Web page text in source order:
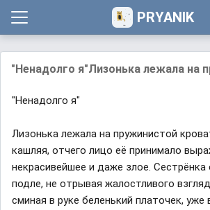
PRYANIK
"Ненадолго я"Лизонька лежала на
"Ненадолго я"
Лизонька лежала на пружинистой
кашляя, отчего лицо её принимало
некрасивейшее и даже злое.
подле, не отрывая жалостливого
сминая в руке беленький платочек, уже